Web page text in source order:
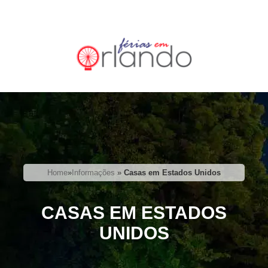
Home» Informações » Casas em Estados Unidos
CASAS EM ESTADOS
UNIDOS